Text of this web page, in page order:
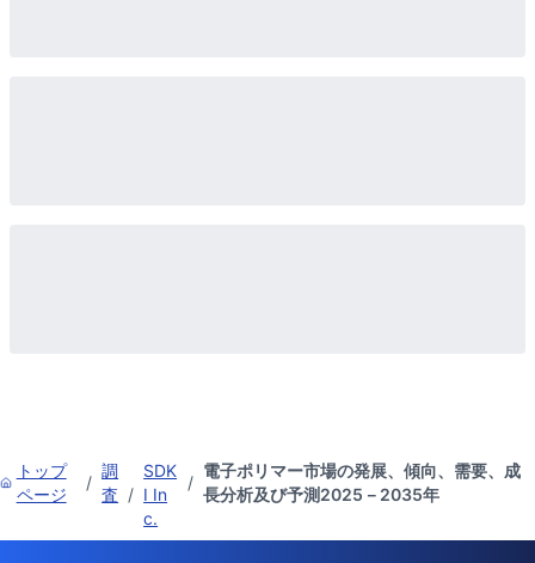
トップ
ページ
/
調
査 /
SDK
I In
c.
/
電子ポリマー市場の発展、傾向、需要、成
長分析及び予測2025－2035年